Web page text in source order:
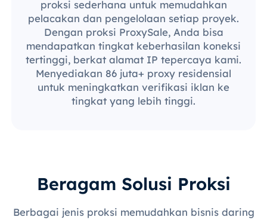
proksi sederhana untuk memudahkan
pelacakan dan pengelolaan setiap proyek.
Dengan proksi ProxySale, Anda bisa
mendapatkan tingkat keberhasilan koneksi
tertinggi, berkat alamat IP tepercaya kami.
Menyediakan 86 juta+ proxy residensial
untuk meningkatkan verifikasi iklan ke
tingkat yang lebih tinggi.
Beragam Solusi Proksi
Berbagai jenis proksi memudahkan bisnis daring